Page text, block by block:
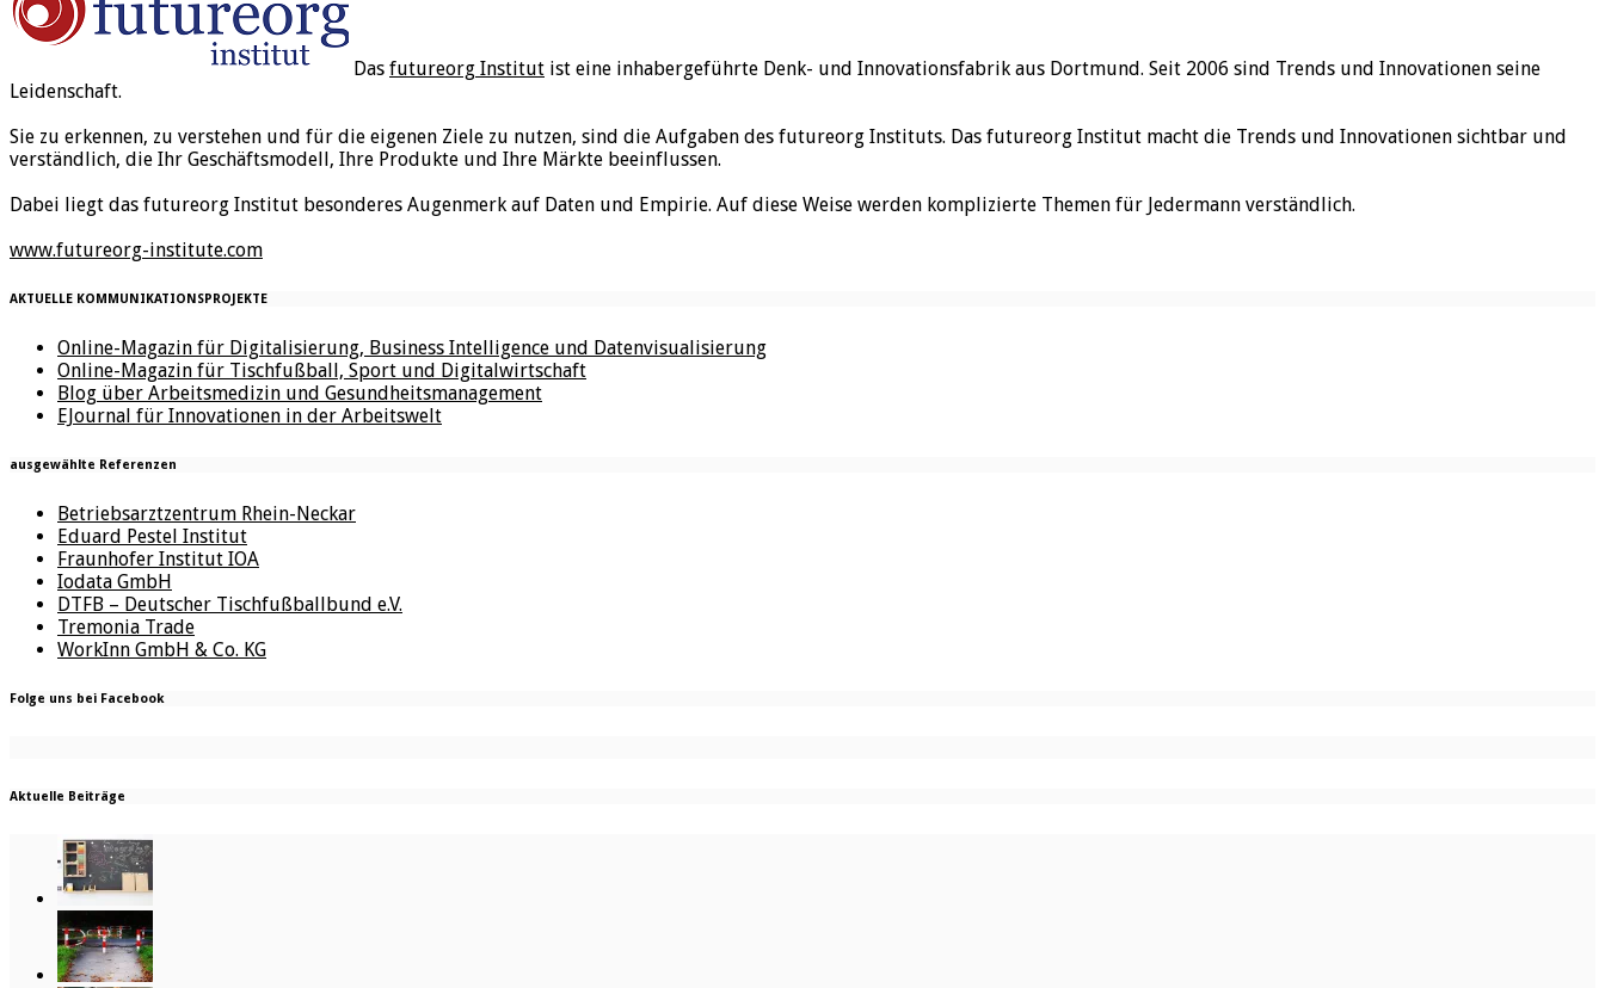
Das futureorg Institut ist eine inhabergeführte Denk- und Innovationsfabrik aus Dortmund. Seit 2006 sind Trends und Innovationen seine
Leidenschaft.
Sie zu erkennen, zu verstehen und für die eigenen Ziele zu nutzen, sind die Aufgaben des futureorg Instituts. Das futureorg Institut macht die Trends und Innovationen sichtbar und
verständlich, die Ihr Geschäftsmodell, Ihre Produkte und Ihre Märkte beeinflussen.
Dabei liegt das futureorg Institut besonderes Augenmerk auf Daten und Empirie. Auf diese Weise werden komplizierte Themen für Jedermann verständlich.
www.futureorg-institute.com
AKTUELLE KOMMUNIKATIONSPROJEKTE
Online-Magazin für Digitalisierung, Business Intelligence und Datenvisualisierung
Online-Magazin für Tischfußball, Sport und Digitalwirtschaft
Blog über Arbeitsmedizin und Gesundheitsmanagement
EJournal für Innovationen in der Arbeitswelt
ausgewählte Referenzen
Betriebsarztzentrum Rhein-Neckar
Eduard Pestel Institut
Fraunhofer Institut IOA
Iodata GmbH
DTFB – Deutscher Tischfußballbund e.V.
Tremonia Trade
WorkInn GmbH & Co. KG
Folge uns bei Facebook
Aktuelle Beiträge